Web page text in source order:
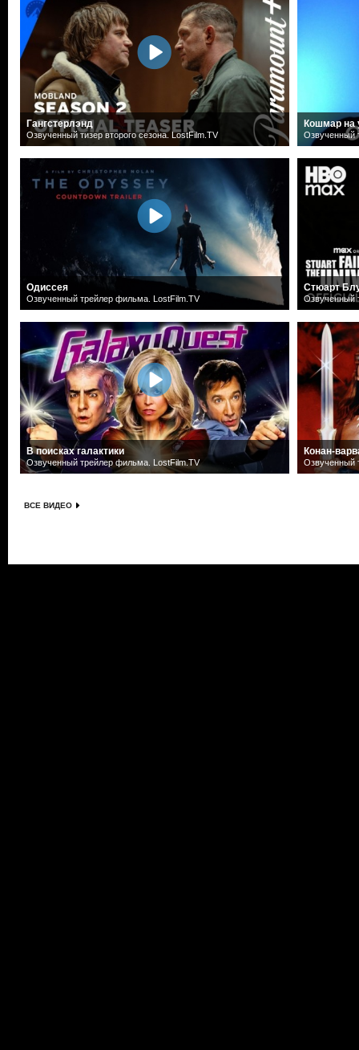
Гангстерлэнд
Озвученный тизер второго сезона. LostFilm.TV
Одиссея
Озвученный трейлер фильма. LostFilm.TV
В поисках галактики
Озвученный трейлер фильма. LostFilm.TV
Кошмар на
Озвученный
Стюарт
Озвученный
Конан-
Озвученный
ВСЕ ВИДЕО